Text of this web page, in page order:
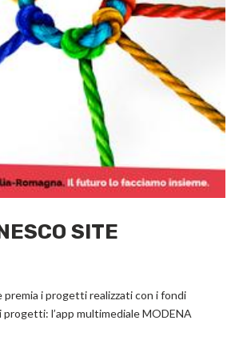
SITE
premia i progetti realizzati con i fondi
l’app multimediale MODENA